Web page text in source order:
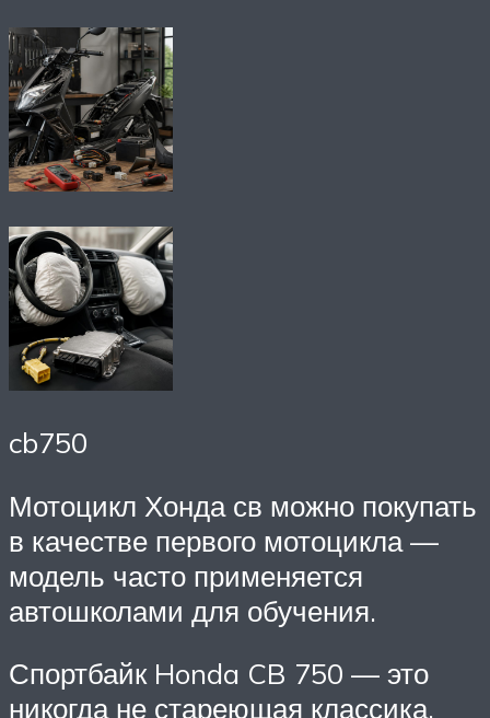
cb750
Мотоцикл Хонда св можно покупать
в качестве первого мотоцикла —
модель часто применяется
автошколами для обучения.
Спортбайк Honda CB 750 — это
никогда не стареющая классика,